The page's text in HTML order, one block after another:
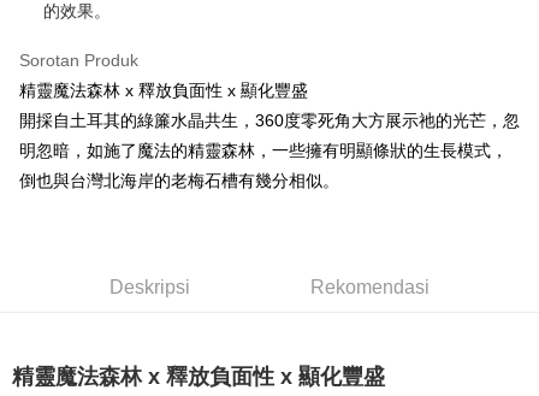
Pemindahan ATM
Pilihan Penghantaran
NT$80/pesanan | Penghantaran percuma untuk pesanan
NT$3,000 atau lebih
NT$3,000 atau lebih
NT$3,000 atau lebih
的效果。
Sorotan Produk
精靈魔法森林 x 釋放負面性 x 顯化豐盛
開採自土耳其的綠簾水晶共生，360度零死角大方展示祂的光芒，忽
明忽暗，如施了魔法的精靈森林，一些擁有明顯條狀的生長模式，
倒也與台灣北海岸的老梅石槽有幾分相似。
Deskripsi Rekomendasi
精靈魔法森林 x 釋放負面性 x 顯化豐盛